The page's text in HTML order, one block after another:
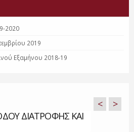
2020
2019
Εξαμήνου 2018-19
ΔΙΑΤΡΟΦΗΣ ΚΑΙ
< >